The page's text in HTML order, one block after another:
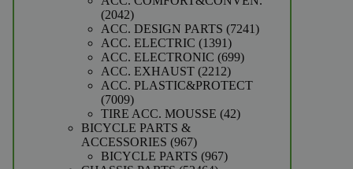
20422042
producten
ACC. DESIGN PARTS 72417241
ACC. ELECTRIC 13911391
producten
ACC. ELECTRONIC 699699
ACC. EXHAUST 22122212
producten
ACC. PLASTIC&PROTECT
70097009
producten
TIRE ACC. MOUSSE 4242
BICYCLE PARTS &
ACCESSORIES 967967
producten
BICYCLE PARTS 967967